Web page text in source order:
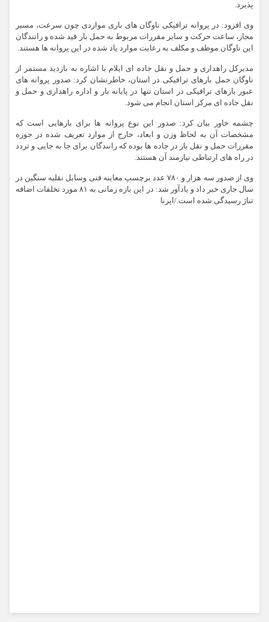
پذیرد.
وی افزود: در پروانه ترافیکی ناوگان های باری مواردی چون سرعت، مسیر
مجاز، ساعت حرکت و سایر مقررات مربوط به حمل بار قید شده و رانندگان
این ناوگان موظف و مکلف به رعایت موارد یاد شده در این پروانه ها هستند.
مدیرکل راهداری و حمل و نقل جاده ای ایلام با اشاره به بازدید مستمر از
ناوگان حمل بارهای ترافیکی در استان، خاطرنشان کرد: صدور پروانه های
عبور بارهای ترافیکی در استان تنها در پایانه بار و اداره راهداری و حمل و
نقل جاده ای مرکز استان انجام می شود.
چشمه خاور بیان کرد: صدور این نوع پروانه ها برای بارهایی است که
مشخصات آن به لحاظ وزن و ابعاد، خارج از موارد تعریف شده در حوزه
مقررات حمل و نقل بار در جاده ها بوده که رانندگان برای جا به جایی و تردد
در راه های ارتباطی نیازمند آن هستند.
وی از صدور سه هزار و ۷۸۰ عدد برچسپ معاینه فنی وسایل نقلیه سنگین در
سال جاری خبر داد و یادآور شد: در این بازه زمانی به ۸۱ مورد تخلفات اضافه
تناژ رسیدگی شده است./ایرنا